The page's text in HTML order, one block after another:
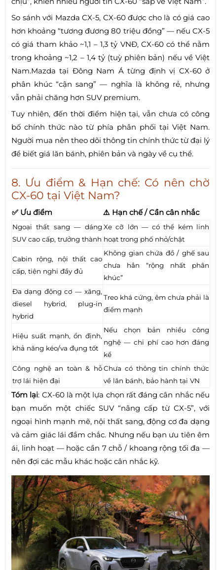
So sánh với Mazda CX-5, CX-60 được cho là có giá cao
hơn khoảng “tương đương 80 triệu đồng” — nếu CX-5
có giá tham khảo ~1,1 – 1,3 tỷ VNĐ, CX-60 có thể nằm
trong khoảng ~1,2 – 1,4 tỷ (tuỳ phiên bản) nếu về Việt
Nam.Mazda tại Đông Nam Á từng định vị CX-60 ở
phân khúc “cận sang” — nghĩa là không rẻ, nhưng
vẫn phải chăng hơn SUV premium.
Tuy nhiên, đến thời điểm hiện tại, vẫn chưa có công
bố chính thức nào từ phía phân phối tại Việt Nam.
Người mua nên theo dõi thông tin chính thức từ đại lý
để biết giá lăn bánh, phiên bản và ngày về cụ thể.
8. Ưu điểm & Hạn chế: Có nên chờ
CX-60 tại Việt Nam?
✅ Ưu điểm ⚠️ Hạn chế / Cần cân nhắc
Ngoại thất sang — dáng
SUV cao cấp, trưởng thành
Xe cỡ lớn — có thể kém linh
hoạt trong phố nhỏ/chật
Cabin rộng, nội thất cao
cấp, tiện nghi đầy đủ
Không gian chứa đồ / ghế sau
chưa hẳn “rộng nhất phân
khúc”
Đa dạng động cơ — xăng,
diesel hybrid, plug-in
hybrid
Treo khá cứng, êm chưa phải là
điểm mạnh
Hiệu suất mạnh, ổn định,
khả năng kéo/va đụng tốt
Nếu chọn bản nhiều công
nghệ — chi phí cao hơn đáng
kể
Công nghệ an toàn & hỗ
trợ lái hiện đại
Chưa có thông tin chính thức
về lăn bánh, bảo hành tại VN
Tóm lại: CX-60 là một lựa chọn rất đáng cân nhắc nếu
bạn muốn một chiếc SUV “nâng cấp từ CX-5”, với
ngoại hình mạnh mẽ, nội thất sang, động cơ đa dạng
và cảm giác lái đầm chắc. Nhưng nếu bạn ưu tiên êm
ái, linh hoạt — hoặc cần 7 chỗ / khoang rộng tối đa —
nên đợi các mẫu khác hoặc cân nhắc kỹ.